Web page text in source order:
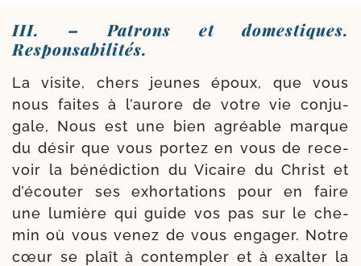
III. – Patrons et domestiques.
Responsabilités.
La visite, chers jeunes époux, que vous
nous faites à l’aurore de votre vie conju­
gale, Nous est une bien agréable marque
du désir que vous por­tez en vous de rece­
voir la béné­dic­tion du Vicaire du Christ et
d’écouter ses exhor­ta­tions pour en faire
une lumière qui guide vos pas sur le che­
min où vous venez de vous enga­ger. Notre
cœur se plaît à contem­pler et à exal­ter la